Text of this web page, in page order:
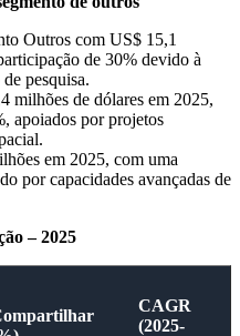
Outros com US$ 15,1
de 30% devido à
pesquisa.
milhões de dólares em 2025,
apoiados por projetos
em 2025, com uma
por capacidades avançadas de
– 2025
CAGR
(2025-